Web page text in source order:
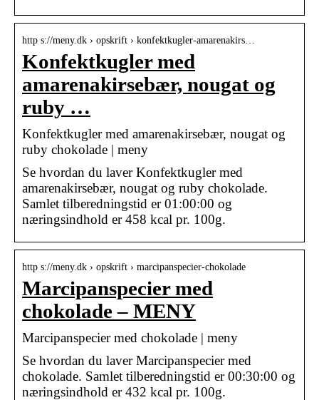
http s://meny.dk › opskrift › konfektkugler-amarenakirs…
Konfektkugler med
amarenakirsebær, nougat og
ruby …
Konfektkugler med amarenakirsebær, nougat og
ruby chokolade | meny
Se hvordan du laver Konfektkugler med
amarenakirsebær, nougat og ruby chokolade.
Samlet tilberedningstid er 01:00:00 og
næringsindhold er 458 kcal pr. 100g.
http s://meny.dk › opskrift › marcipanspecier-chokolade
Marcipanspecier med
chokolade – MENY
Marcipanspecier med chokolade | meny
Se hvordan du laver Marcipanspecier med
chokolade. Samlet tilberedningstid er 00:30:00 og
næringsindhold er 432 kcal pr. 100g.